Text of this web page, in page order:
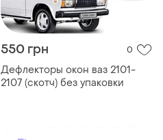
550 грн 0
Дефлекторы окон ваз 2101-
2107 (скотч) без упаковки